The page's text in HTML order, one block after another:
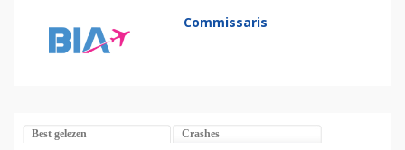
Commissaris
Best gelezen Crashes